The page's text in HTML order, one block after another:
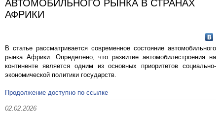
АВТОМОБИЛЬНОГО РЫНКА В СТРАНАХ
АФРИКИ
В статье рассматривается современное состояние автомобильного
рынка Африки. Определено, что развитие автомобилестроения на
континенте является одним из основных приоритетов социально-
экономической политики государств.
Продолжение доступно по ссылке
02.02.2026